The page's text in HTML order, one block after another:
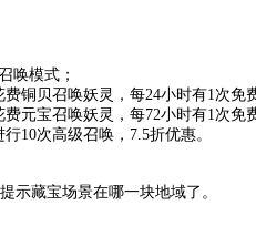
模式；
贝召唤妖灵，每24小时有1次免
宝召唤妖灵，每72小时有1次免
次高级召唤，7.5折优惠。
示藏宝场景在哪一块地域了。